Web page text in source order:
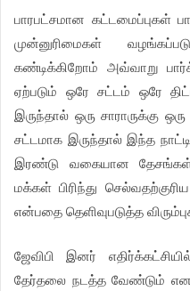
பாரபட்சமான கட்டமைப்புகள்
முன்னுரிமைகள்
கண்டிக்கிறோம் அவ்வாறு
ஏற்படும் ஒரே சட்டம் ஒரே
இருந்தால் ஒரு சாராருக்கு
சட்டமாக இருந்தால் இந்த
இரண்டு வகையான
மக்கள் பிரிந்து
என்பதை தெளிவுபடுத்த
ஜேவிபி இனர்
தேர்தலை நடத்த வேண்டும் என